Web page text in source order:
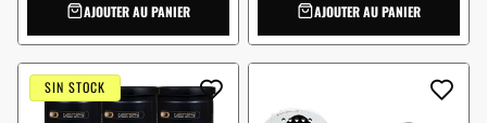
AJOUTER AU PANIER AJOUTER AU PANIER
SIN STOCK